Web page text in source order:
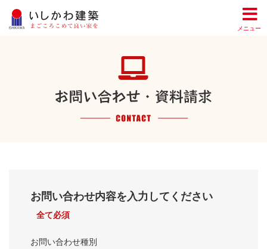
メニュー
お問い合わせ内容を入力してください
全て必須
お問い合わせ種別